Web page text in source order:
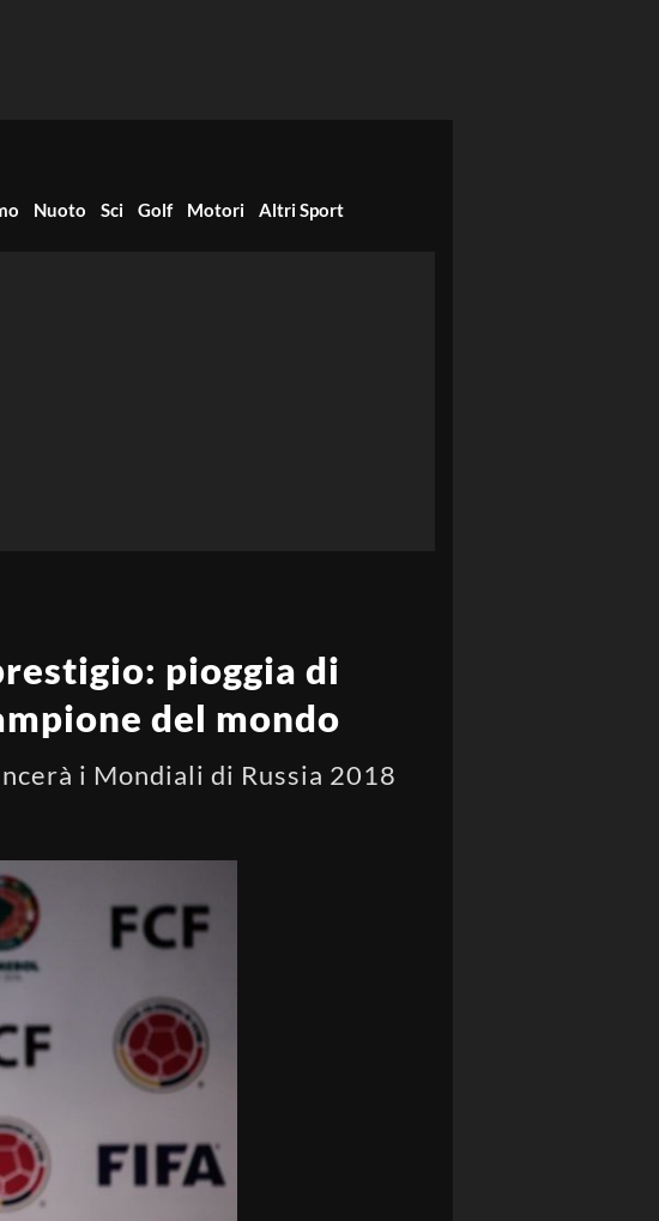
Nuoto Sci Golf Motori Altri Sport
pioggia di
del mondo
i Mondiali di Russia 2018